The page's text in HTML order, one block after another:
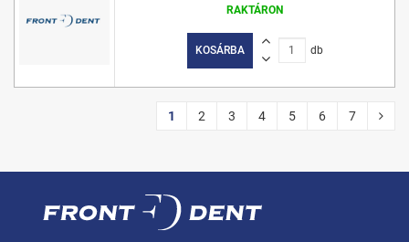
RAKTÁRON
KOSÁRBA db
1 2 3 4 5 6 7